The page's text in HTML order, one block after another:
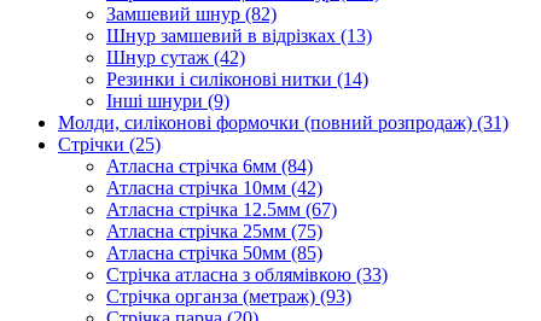
Замшевий шнур (82)
Шнур замшевий в відрізках (13)
Шнур сутаж (42)
Резинки і силіконові нитки (14)
Інші шнури (9)
Молди, силіконові формочки (повний розпродаж) (31)
Стрічки (25)
Атласна стрічка 6мм (84)
Атласна стрічка 10мм (42)
Атласна стрічка 12.5мм (67)
Атласна стрічка 25мм (75)
Атласна стрічка 50мм (85)
Стрічка атласна з облямівкою (33)
Стрічка органза (метраж) (93)